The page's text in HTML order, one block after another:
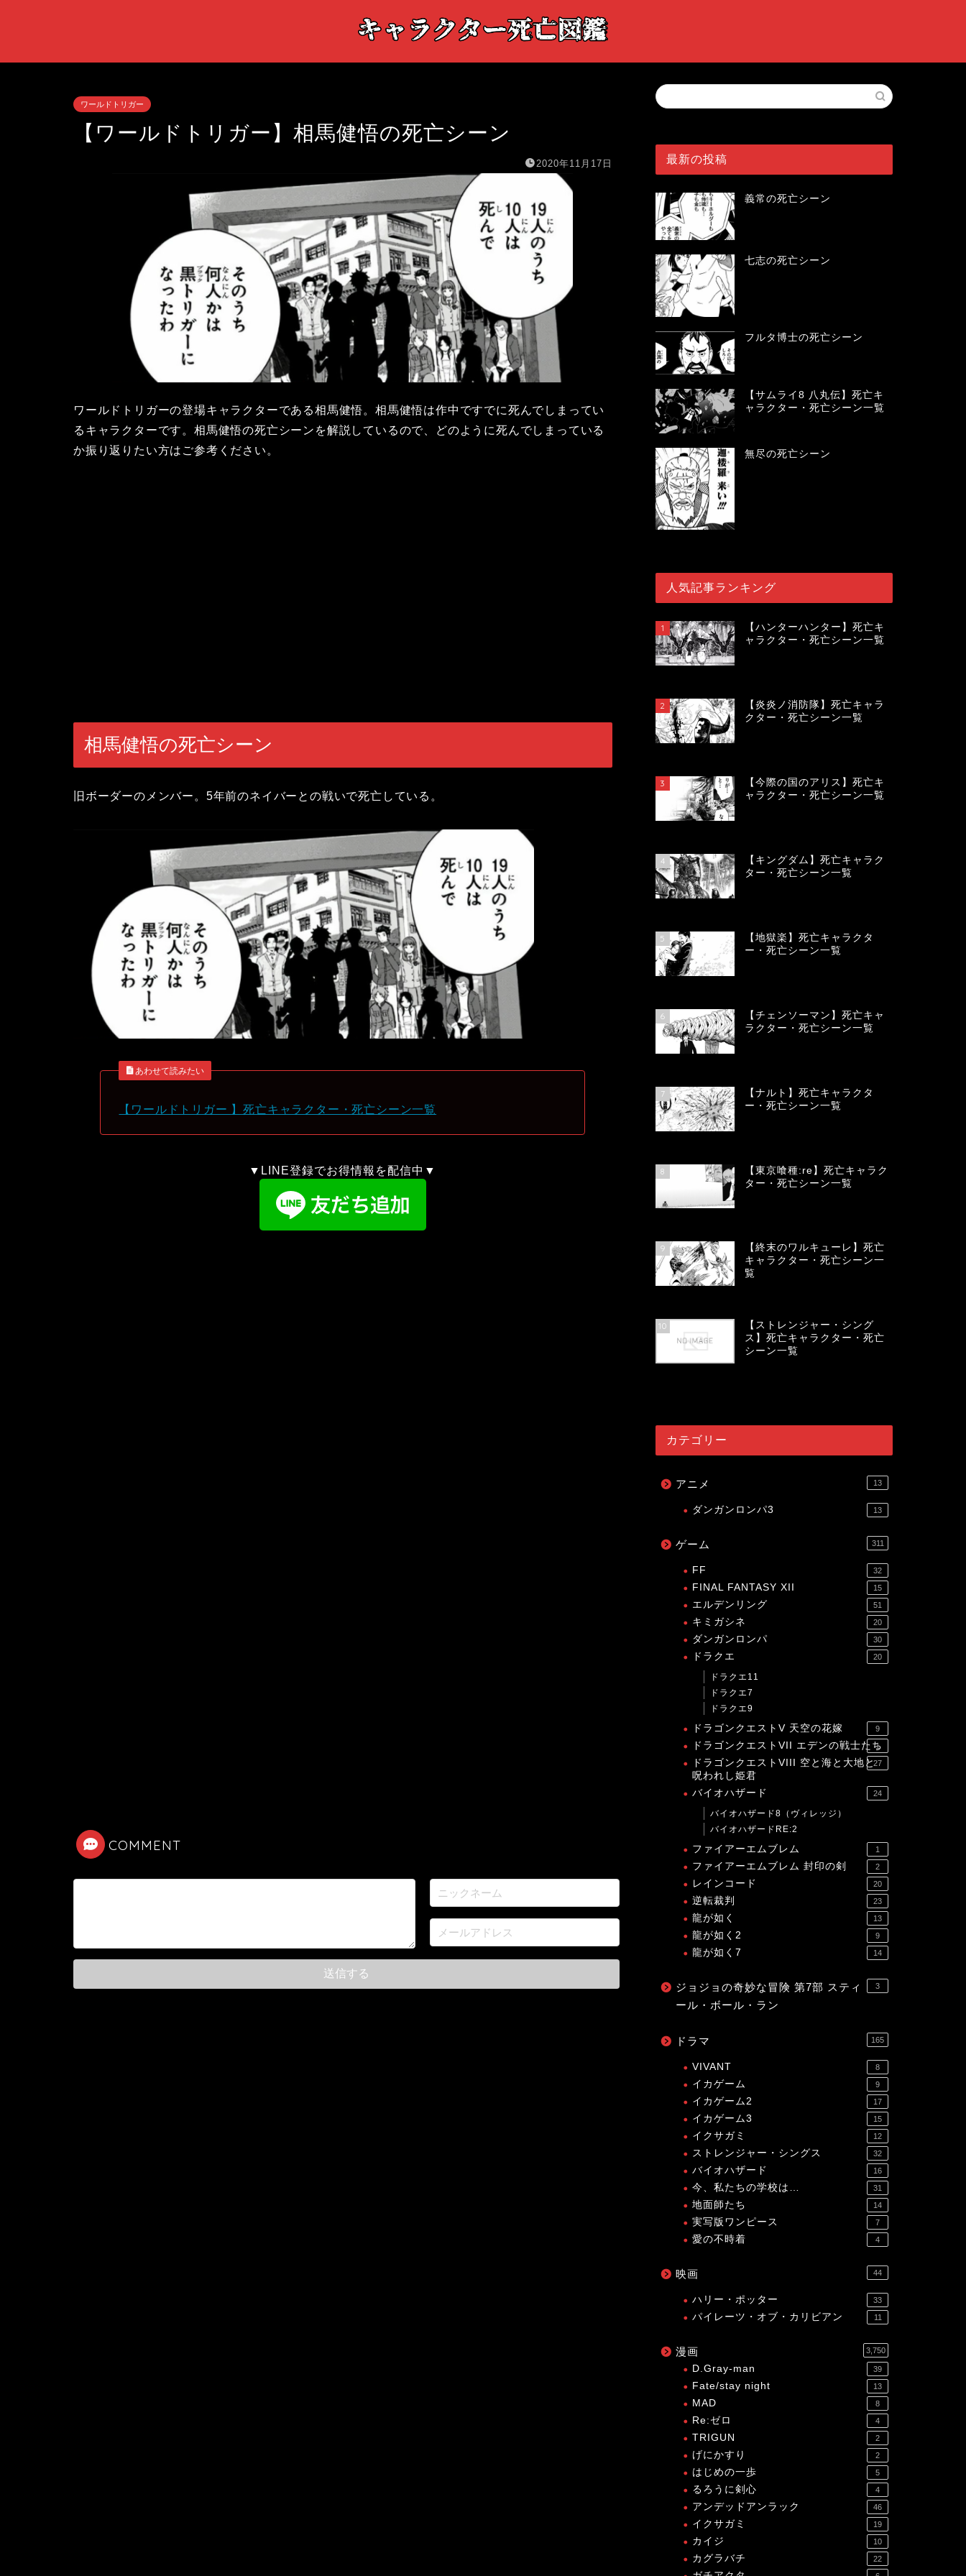
ワールドトリガー
【ワールドトリガー】相馬健悟の死亡シーン
2020年11月17日
ワールドトリガーの登場キャラクターである相馬健悟。相馬健悟は作中ですでに死んでしまってい
るキャラクターです。相馬健悟の死亡シーンを解説しているので、どのように死んでしまっている
か振り返りたい方はご参考ください。
相馬健悟の死亡シーン
旧ボーダーのメンバー。5年前のネイバーとの戦いで死亡している。
あわせて読みたい
【ワールドトリガー 】死亡キャラクター・死亡シーン一覧
▼LINE登録でお得情報を配信中▼
COMMENT
最新の投稿
義常の死亡シーン
七志の死亡シーン
フルタ博士の死亡シーン
【サムライ8 八丸伝】死亡キ
ャラクター・死亡シーン一覧
無尽の死亡シーン
人気記事ランキング
1
【ハンターハンター】死亡キ
ャラクター・死亡シーン一覧
2
【炎炎ノ消防隊】死亡キャラ
クター・死亡シーン一覧
3
【今際の国のアリス】死亡キ
ャラクター・死亡シーン一覧
4
【キングダム】死亡キャラク
ター・死亡シーン一覧
5
【地獄楽】死亡キャラクタ
ー・死亡シーン一覧
6
【チェンソーマン】死亡キャ
ラクター・死亡シーン一覧
7
【ナルト】死亡キャラクタ
ー・死亡シーン一覧
8
【東京喰種:re】死亡キャラク
ター・死亡シーン一覧
9
【終末のワルキューレ】死亡
キャラクター・死亡シーン一
覧
10
【ストレンジャー・シング
ス】死亡キャラクター・死亡
シーン一覧
カテゴリー
アニメ 13
ダンガンロンパ3 13
ゲーム 311
FF 32
FINAL FANTASY XII 15
エルデンリング 51
キミガシネ 20
ダンガンロンパ 30
ドラクエ 20
ドラクエ11
ドラクエ7
ドラクエ9
ドラゴンクエストV 天空の花嫁 9
ドラゴンクエストVII エデンの戦士たち
1
ドラゴンクエストVIII 空と海と大地と
呪われし姫君
27
バイオハザード 24
バイオハザード8（ヴィレッジ）
バイオハザードRE:2
ファイアーエムブレム 1
ファイアーエムブレム 封印の剣 2
レインコード 20
逆転裁判 23
龍が如く 13
龍が如く2 9
龍が如く7 14
ジョジョの奇妙な冒険 第7部 スティ
ール・ボール・ラン
3
ドラマ 165
VIVANT 8
イカゲーム 9
イカゲーム2 17
イカゲーム3 15
イクサガミ 12
ストレンジャー・シングス 32
バイオハザード 16
今、私たちの学校は… 31
地面師たち 14
実写版ワンピース 7
愛の不時着 4
映画 44
ハリー・ポッター 33
パイレーツ・オブ・カリビアン 11
漫画 3,750
D.Gray-man 39
Fate/stay night 13
MAD 8
Re:ゼロ 4
TRIGUN 2
げにかすり 2
はじめの一歩 5
るろうに剣心 4
アンデッドアンラック 46
イクサガミ 19
カイジ 10
カグラバチ 22